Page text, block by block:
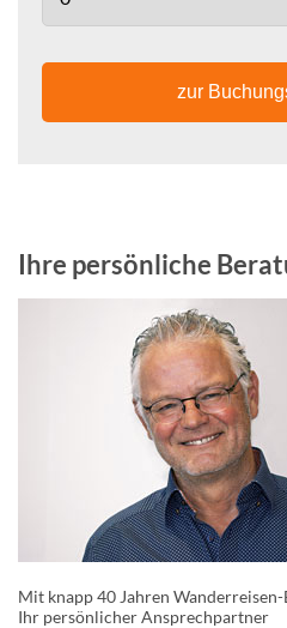
zur
Ihre persönliche
Mit knapp 40 Jahren
Ihr persönlicher Ansprechpartner